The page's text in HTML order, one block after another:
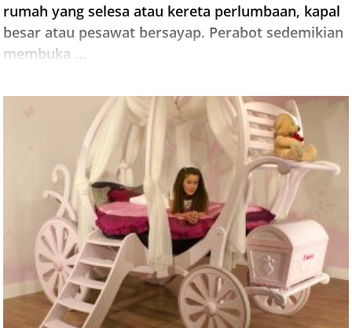
rumah yang selesa atau kereta perlumbaan, kapal
besar atau pesawat bersayap. Perabot sedemikian
membuka ...